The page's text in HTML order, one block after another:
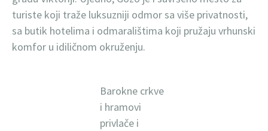
turiste koji traže luksuzniji odmor sa više privatnosti,
sa butik hotelima i odmaralištima koji pružaju vrhunski
komfor u idiličnom okruženju.
Barokne crkve
i hramovi
privlače i